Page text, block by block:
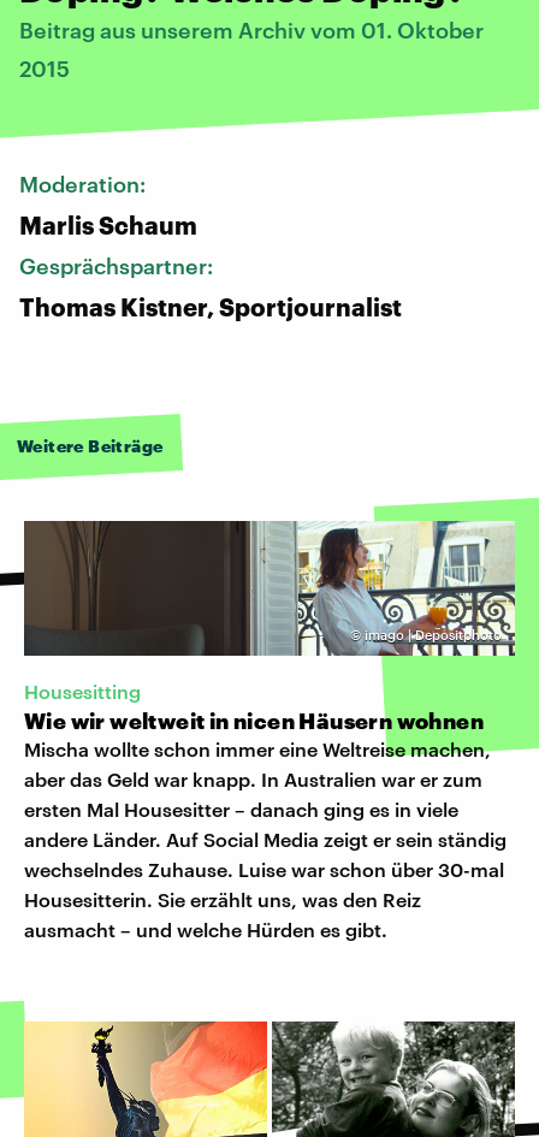
Beitrag aus unserem Archiv vom 01. Oktober
2015
Moderation:
Marlis Schaum
Gesprächspartner:
Thomas Kistner, Sportjournalist
Weitere Beiträge
© imago | Depositphoto
Housesitting
Wie wir weltweit in nicen Häusern wohnen
Mischa wollte schon immer eine Weltreise machen,
aber das Geld war knapp. In Australien war er zum
ersten Mal Housesitter – danach ging es in viele
andere Länder. Auf Social Media zeigt er sein ständig
wechselndes Zuhause. Luise war schon über 30-mal
Housesitterin. Sie erzählt uns, was den Reiz
ausmacht – und welche Hürden es gibt.